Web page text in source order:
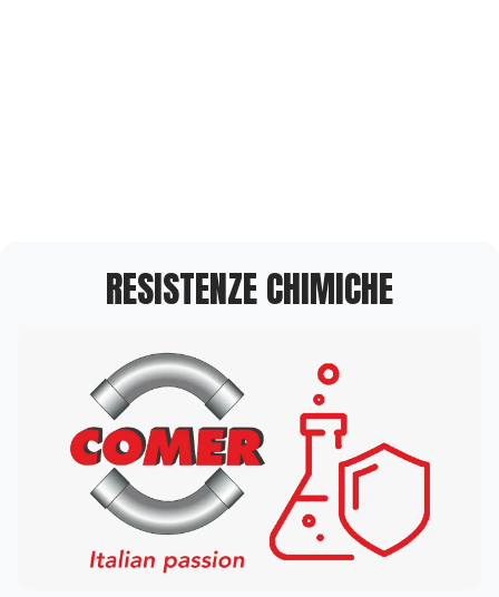
RESISTENZE CHIMICHE